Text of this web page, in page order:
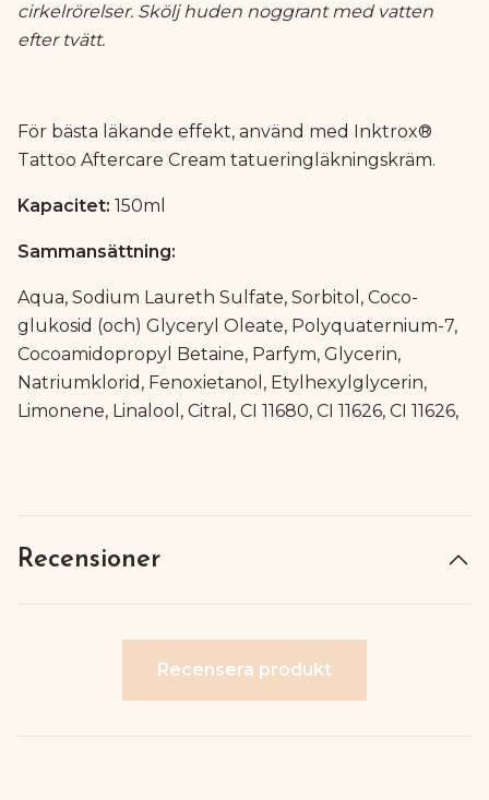
cirkelrörelser. Skölj huden noggrant med vatten
efter tvätt.
För bästa läkande effekt, använd med Inktrox®
Tattoo Aftercare Cream tatueringläkningskräm.
Kapacitet: 150ml
Sammansättning:
Aqua, Sodium Laureth Sulfate, Sorbitol, Coco-
glukosid (och) Glyceryl Oleate, Polyquaternium-7,
Cocoamidopropyl Betaine, Parfym, Glycerin,
Natriumklorid, Fenoxietanol, Etylhexylglycerin,
Limonene, Linalool, Citral, CI 11680, CI 11626, CI 11626,
Recensioner
Recensera produkt